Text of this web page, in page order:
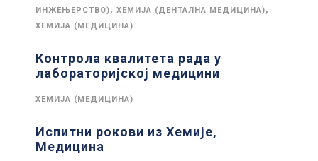
ИНЖЕЊЕРСТВО), ХЕМИЈА (ДЕНТАЛНА МЕДИЦИНА),
ХЕМИЈА (МЕДИЦИНА)
Контрола квалитета рада у
лабораторијској медицини
ХЕМИЈА (МЕДИЦИНА)
Испитни рокови из Хемије,
Медицина